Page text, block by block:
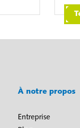
À notre propos
Entreprise